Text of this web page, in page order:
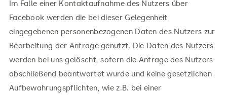
Im Falle einer Kontaktaufnahme des Nutzers über
Facebook werden die bei dieser Gelegenheit
eingegebenen personenbezogenen Daten des Nutzers zur
Bearbeitung der Anfrage genutzt. Die Daten des Nutzers
werden bei uns gelöscht, sofern die Anfrage des Nutzers
abschließend beantwortet wurde und keine gesetzlichen
Aufbewahrungspflichten, wie z.B. bei einer